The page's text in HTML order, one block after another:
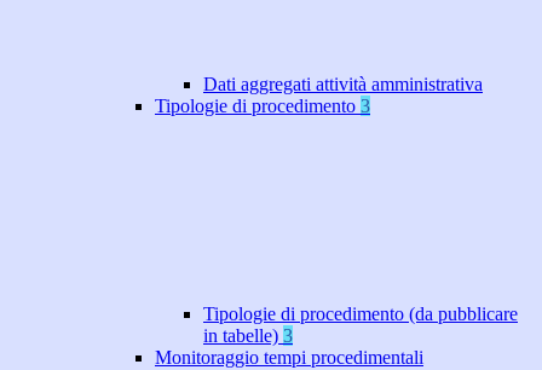
Dati aggregati attività amministrativa
Tipologie di procedimento 3
Tipologie di procedimento (da pubblicare
in tabelle) 3
Monitoraggio tempi procedimentali